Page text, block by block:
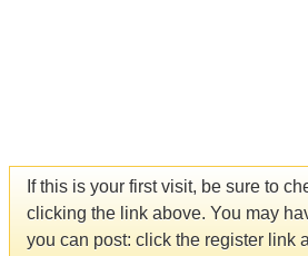
If this is your first visit, be sure to
clicking the link above. You may
you can post: click the register link